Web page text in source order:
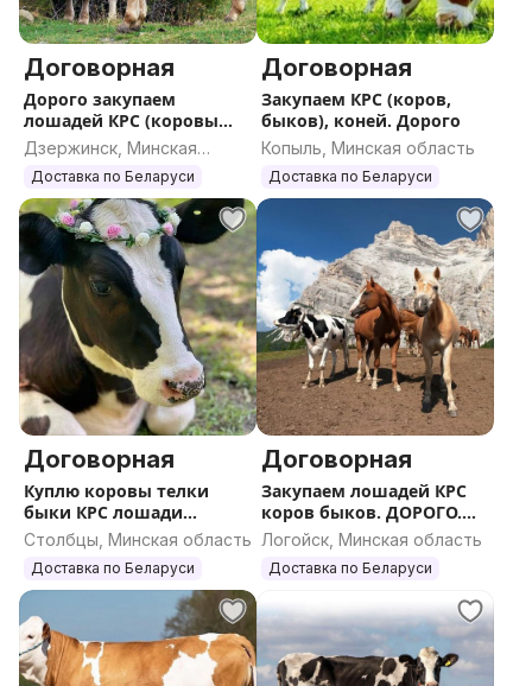
Договорная
Дорого закупаем
лошадей КРС (коровы
быки)
Дзержинск, Минская
область
Доставка по Беларуси
Договорная
Закупаем КРС (коров,
быков), коней. Дорого
Копыль, Минская область
Доставка по Беларуси
Договорная
Куплю коровы телки
быки КРС лошади
жеребята
Столбцы, Минская область
Доставка по Беларуси
Договорная
Закупаем лошадей КРС
коров быков. ДОРОГО.
Вся РБ
Логойск, Минская область
Доставка по Беларуси